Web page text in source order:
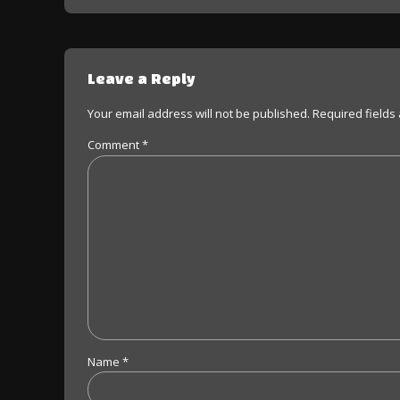
Leave a Reply
Your email address will not be published. Required
Comment*
Name *